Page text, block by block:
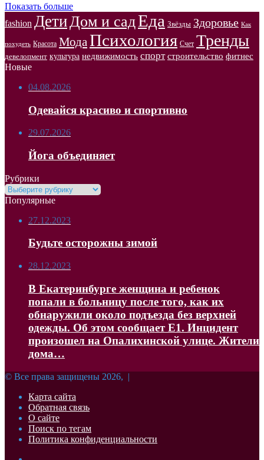
Показать больше
fashion ДетиДом и садЕда Звёзды Здоровье Как
похудеть Красота Мода Психология Счет Тренды
девелопмент культура недвижимость спорт строительство фитнес
Новые
04.08.2026
Одевайся красиво и спортивно
29.07.2026
Йога объединяет
Рубрики
Рубрики
Популярные
27.12.2023
Будьте осторожны зимой
28.12.2023
В Екатеринбурге женщина и ребенок
попали в больницу после того, как их
обнаружили около подъезда без верхней
одежды. Об этом сообщает Е1. Инцидент
произошел на Опалихинской улице. Жители
дома…
© Все права защищены 2026, |
Карта сайта
Обратная связь
О сайте
Поиск по тегам
Политика конфиденциальности